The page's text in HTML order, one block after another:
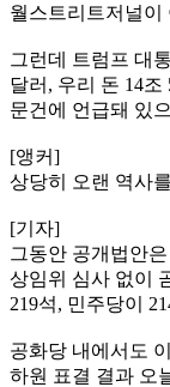
월스트리트저널이
그런데 트럼프 대
달러, 우리 돈 14
문건에 언급돼 있
[앵커]
상당히 오랜 역사
[기자]
그동안 공개법안
상임위 심사 없이
219석, 민주당이
공화당 내에서도
하원 표결 결과 오